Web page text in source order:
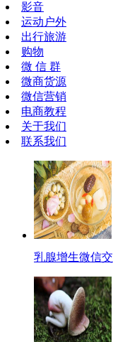
影音
运动户外
出行旅游
购物
微 信 群
微商货源
微信营销
电商教程
关于我们
联系我们
乳腺增生微信交